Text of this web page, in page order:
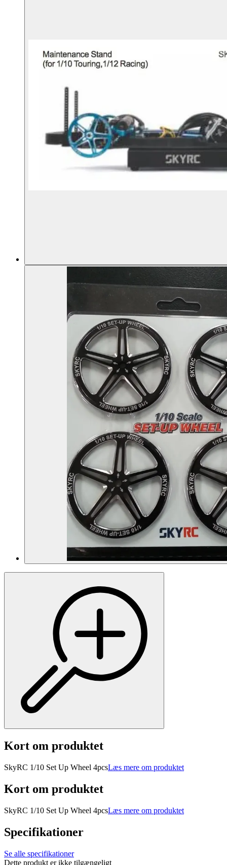
Kort om produktet
SkyRC 1/10 Set Up Wheel 4pcsLæs mere om produktet
Kort om produktet
SkyRC 1/10 Set Up Wheel 4pcsLæs mere om produktet
Specifikationer
Se alle specifikationer
Dette produkt er ikke tilgængeligt